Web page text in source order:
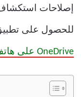
إصلاحات استكشاف
للحصول على
OneDrive على هاتف Galaxy الخاص بك.